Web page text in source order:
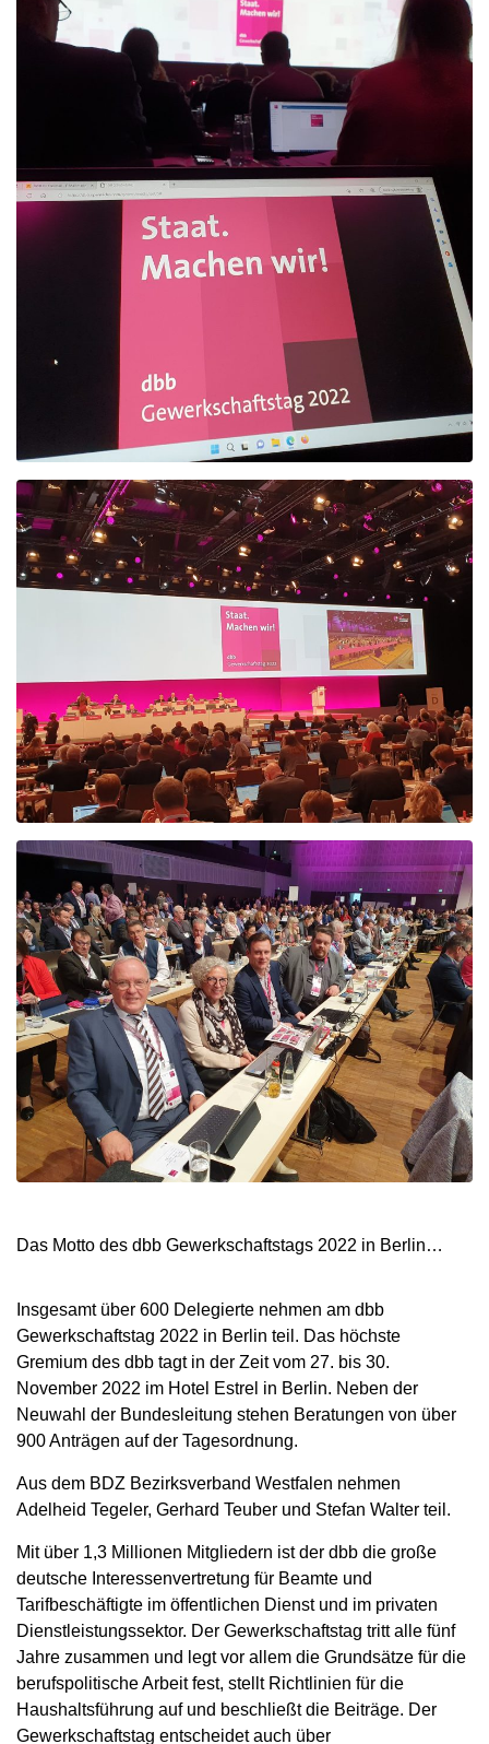
Das Motto des dbb Gewerkschaftstags 2022 in Berlin…
Insgesamt über 600 Delegierte nehmen am dbb
Gewerkschaftstag 2022 in Berlin teil. Das höchste
Gremium des dbb tagt in der Zeit vom 27. bis 30.
November 2022 im Hotel Estrel in Berlin. Neben der
Neuwahl der Bundesleitung stehen Beratungen von über
900 Anträgen auf der Tagesordnung.
Aus dem BDZ Bezirksverband Westfalen nehmen
Adelheid Tegeler, Gerhard Teuber und Stefan Walter teil.
Mit über 1,3 Millionen Mitgliedern ist der dbb die große
deutsche Interessenvertretung für Beamte und
Tarifbeschäftigte im öffentlichen Dienst und im privaten
Dienstleistungssektor. Der Gewerkschaftstag tritt alle fünf
Jahre zusammen und legt vor allem die Grundsätze für die
berufspolitische Arbeit fest, stellt Richtlinien für die
Haushaltsführung auf und beschließt die Beiträge. Der
Gewerkschaftstag entscheidet auch über